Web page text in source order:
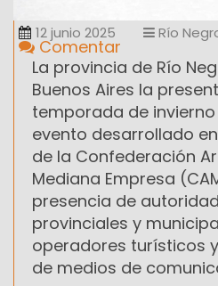
12 junio 2025 Río
Comentar
La provincia de Río
Buenos Aires la
temporada de invierno
evento desarrollado
de la Confederación
Mediana Empresa
presencia de
provinciales y
operadores turísticos
de medios de